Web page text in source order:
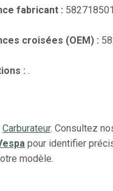
fabricant :
croisées (OEM) :
: .
Carburateur. Consultez
pour identifier
modèle.